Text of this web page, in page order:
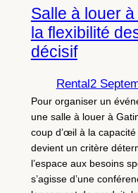
Salle à louer
la flexibilité
décisif
Rental2
Pour organiser un
une salle à louer à
coup d’œil à la
devient un critère
l’espace aux besoins
s’agisse d’une